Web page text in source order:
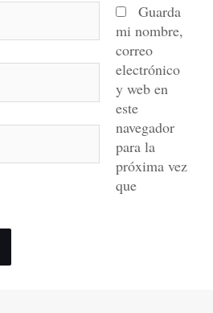
Guarda
mi nombre,
correo
electrónico
y web en
este
navegador
para la
próxima vez
que